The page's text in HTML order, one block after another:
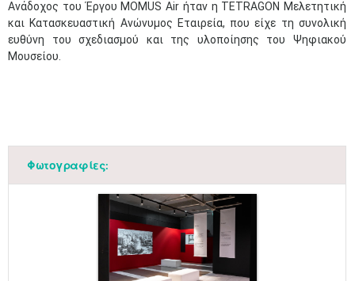
Ανάδοχος του Έργου MOMUS Air ήταν η TETRAGON Μελετητική
και Κατασκευαστική Ανώνυμος Εταιρεία, που είχε τη συνολική
ευθύνη του σχεδιασμού και της υλοποίησης του Ψηφιακού
Μουσείου.
Φωτογραφίες: